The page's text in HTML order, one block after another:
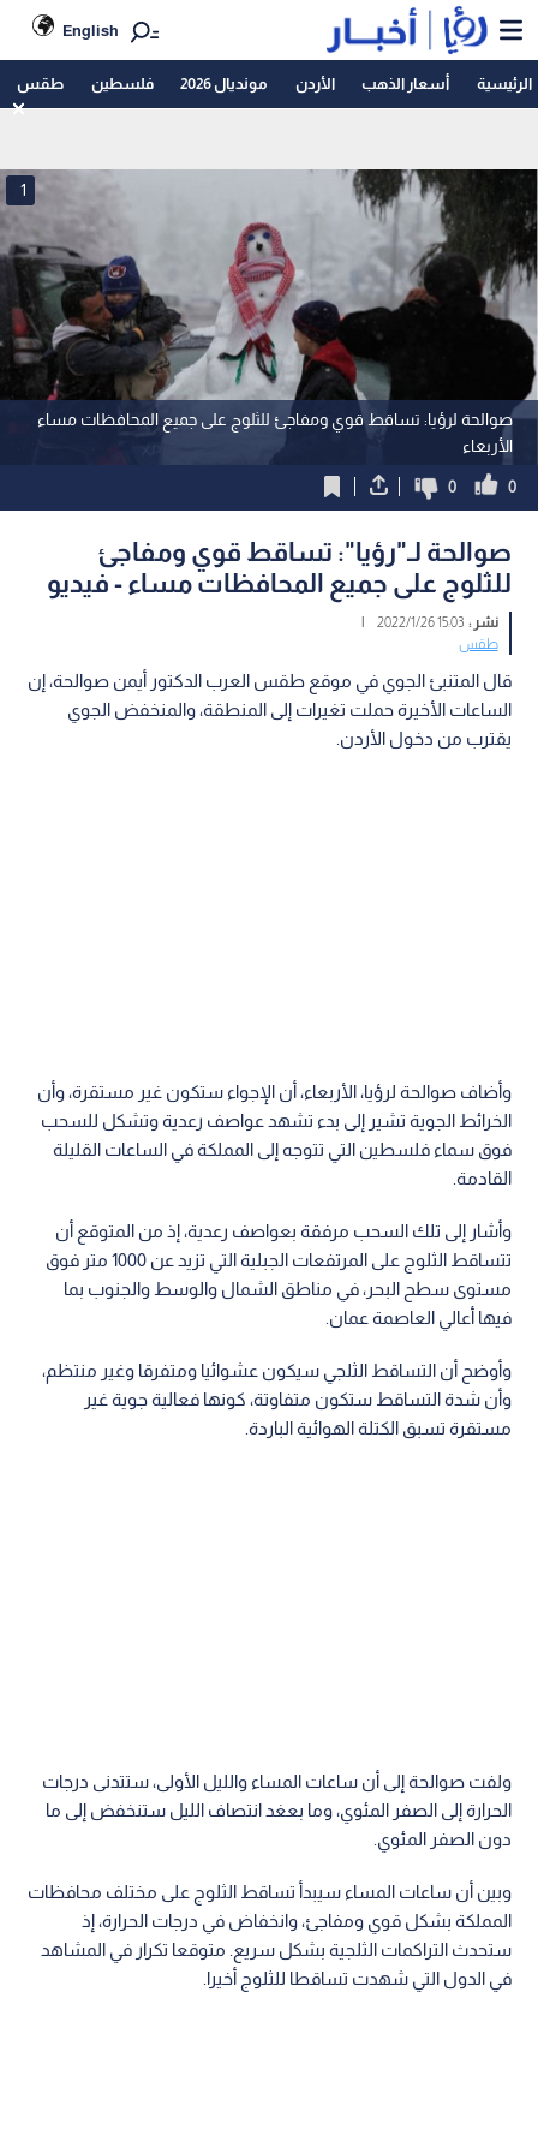
English
الرئيسية أسعار الذهب الأردن مونديال 2026 فلسطين طقس
صوالحة لرؤيا: تساقط قوي ومفاجئ للثلوج على جميع المحافظات مساء
الأربعاء
1
0
0
صوالحة لـ"رؤيا": تساقط قوي ومفاجئ
للثلوج على جميع المحافظات مساء - فيديو
نشر :15:03 2022/1/26
|
طقس
قال المتنبئ الجوي في موقع طقس العرب الدكتور أيمن صوالحة، إن
الساعات الأخيرة حملت تغيرات إلى المنطقة، والمنخفض الجوي
يقترب من دخول الأردن.
وأضاف صوالحة لرؤيا، الأربعاء، أن الإجواء ستكون غير مستقرة، وأن
الخرائط الجوية تشير إلى بدء تشهد عواصف رعدية وتشكل للسحب
فوق سماء فلسطين التي تتوجه إلى المملكة في الساعات القليلة
القادمة.
وأشار إلى تلك السحب مرفقة بعواصف رعدية، إذ من المتوقع أن
تتساقط الثلوج على المرتفعات الجبلية التي تزيد عن 1000 متر فوق
مستوى سطح البحر، في مناطق الشمال والوسط والجنوب بما
فيها أعالي العاصمة عمان.
وأوضح أن التساقط الثلجي سيكون عشوائيا ومتفرقا وغير منتظم،
وأن شدة التساقط ستكون متفاوتة، كونها فعالية جوية غير
مستقرة تسبق الكتلة الهوائية الباردة.
ولفت صوالحة إلى أن ساعات المساء والليل الأولى، ستتدنى درجات
الحرارة إلى الصفر المئوي، وما بعغد انتصاف الليل ستنخفض إلى ما
دون الصفر المئوي.
وبين أن ساعات المساء سيبدأ تساقط الثلوج على مختلف محافظات
المملكة بشكل قوي ومفاجئ، وانخفاض في درجات الحرارة، إذ
ستحدث التراكمات الثلجية بشكل سريع. متوقعا تكرار في المشاهد
في الدول التي شهدت تساقطا للثلوج أخيرا.